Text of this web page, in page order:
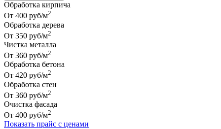
Обработка кирпича
От 400 руб/м2
Обработка дерева
От 350 руб/м2
Чистка металла
От 360 руб/м2
Обработка бетона
От 420 руб/м2
Обработка стен
От 360 руб/м2
Очистка фасада
От 400 руб/м2
Показать прайс с ценами